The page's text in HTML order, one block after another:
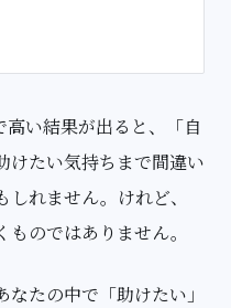
高い結果が出ると、「自
けたい気持ちまで間違い
れません。けれど、
のではありません。
たの中で「助けたい」